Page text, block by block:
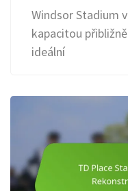
Windsor Stadium
kapacitou
ideální